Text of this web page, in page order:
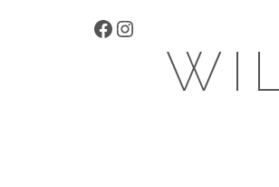
FACEBOOK
INSTAGRAM